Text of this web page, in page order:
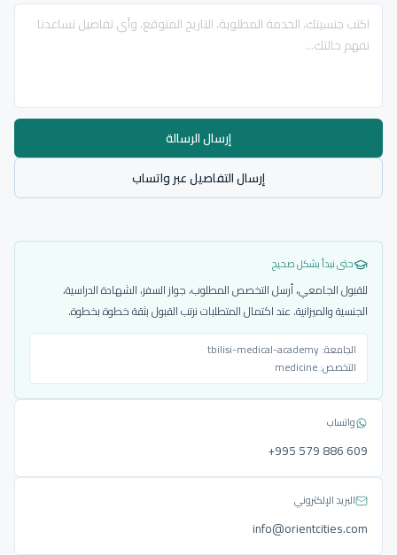
إرسال الرسالة
إرسال التفاصيل عبر واتساب
حتى نبدأ بشكل صحيح
للقبول الجامعي، أرسل التخصص المطلوب، جواز السفر، الشهادة الدراسية،
الجنسية والميزانية. عند اكتمال المتطلبات نرتب القبول بثقة خطوة بخطوة.
الجامعة:tbilisi-medical-academy
التخصص:medicine
واتساب
‎+995 579 886 609
البريد الإلكتروني
info@orientcities.com